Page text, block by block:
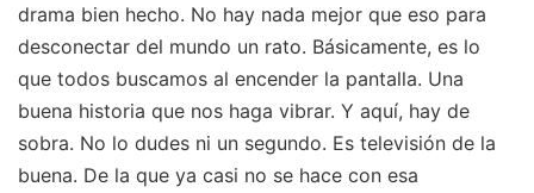
drama bien hecho. No hay nada mejor que eso para
desconectar del mundo un rato. Básicamente, es lo
que todos buscamos al encender la pantalla. Una
buena historia que nos haga vibrar. Y aquí, hay de
sobra. No lo dudes ni un segundo. Es televisión de la
buena. De la que ya casi no se hace con esa